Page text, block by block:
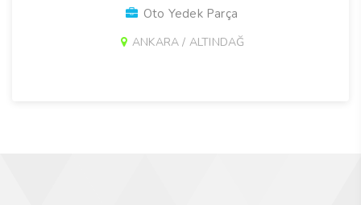
Oto Yedek Parça
ANKARA / ALTINDAĞ